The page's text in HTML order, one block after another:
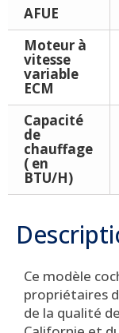
AFUE
Moteur à
vitesse
variable
ECM
Capacité
de
chauffage
( en
BTU/H)
Ce modèle
propriétaires
de la qualité